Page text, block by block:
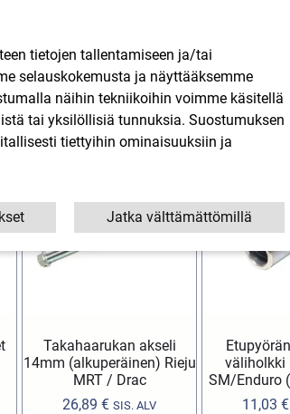
Senda R, Aprilia RX, Gilera
RCR
24,90€ SIS. ALV
Lisää ostoskoriin
8,90
Lisää
Takahaarukan akseli
14mm (alkuperäinen) Rieju
MRT / Drac
26,89€ SIS. ALV
väliholkki
SM/Enduro
11,03€
tietojen tallentamiseen ja/tai
selauskokemusta ja näyttääksemme
näihin tekniikoihin voimme käsitellä
tai yksilöllisiä tunnuksia. Suostumuksen
tiettyihin ominaisuuksiin ja
Jatka välttämättömillä